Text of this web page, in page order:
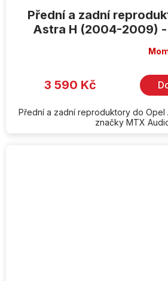
Přední a zadní
Astra H (2004-2009)
3 590 Kč
Přední a zadní reproduktory do Opel
značky MTX